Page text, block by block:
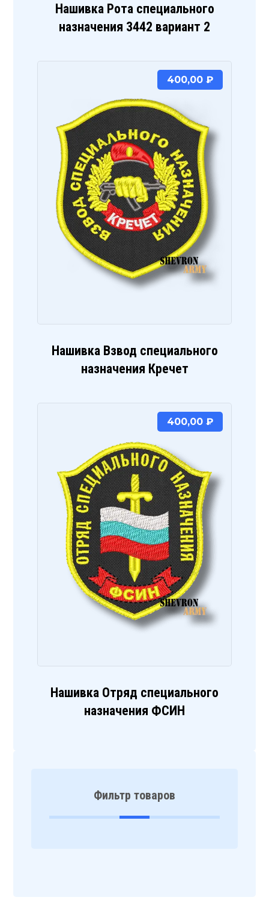
Нашивка Рота специального
назначения 3442 вариант 2
Нашивка Взвод специального
назначения Кречет
400,00 ₽
Нашивка Отряд специального
назначения ФСИН
400,00 ₽
Фильтр товаров